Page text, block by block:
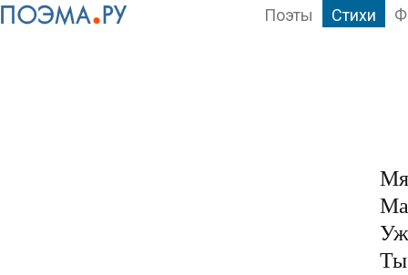
Поэты Стихи